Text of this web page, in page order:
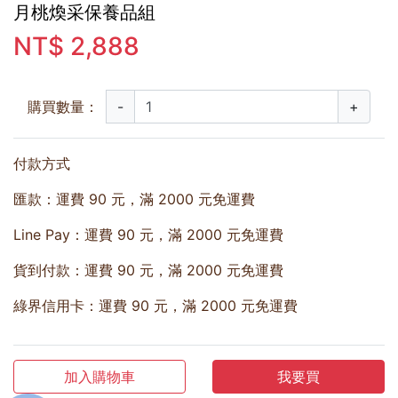
月桃煥采保養品組
NT$ 2,888
購買數量： - +
付款方式
匯款：運費 90 元，滿 2000 元免運費
Line Pay：運費 90 元，滿 2000 元免運費
貨到付款：運費 90 元，滿 2000 元免運費
綠界信用卡：運費 90 元，滿 2000 元免運費
加入購物車 我要買